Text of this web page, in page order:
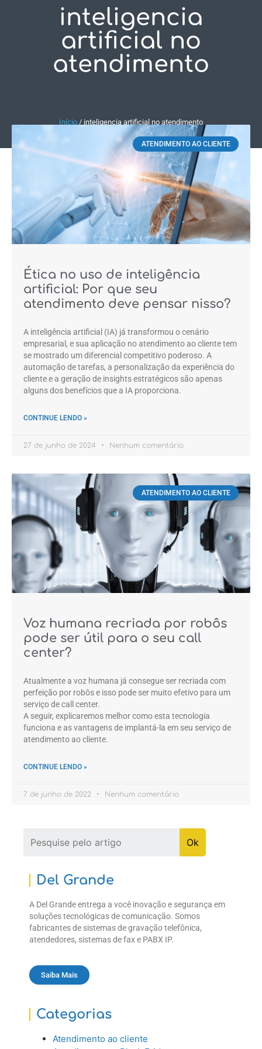
inteligencia
artificial no
atendimento
Início / inteligencia artificial no atendimento
ATENDIMENTO AO CLIENTE
Ética no uso de inteligência
artificial: Por que seu
atendimento deve pensar nisso?
A inteligência artificial (IA) já transformou o cenário
empresarial, e sua aplicação no atendimento ao cliente tem
se mostrado um diferencial competitivo poderoso. A
automação de tarefas, a personalização da experiência do
cliente e a geração de insights estratégicos são apenas
alguns dos benefícios que a IA proporciona.
CONTINUE LENDO »
27 de junho de 2024 Nenhum comentário
ATENDIMENTO AO CLIENTE
Voz humana recriada por robôs
pode ser útil para o seu call
center?
Atualmente a voz humana já consegue ser recriada com
perfeição por robôs e isso pode ser muito efetivo para um
serviço de call center.
A seguir, explicaremos melhor como esta tecnologia
funciona e as vantagens de implantá-la em seu serviço de
atendimento ao cliente.
CONTINUE LENDO »
7 de junho de 2022 Nenhum comentário
Del Grande
A Del Grande entrega a você inovação e segurança em
soluções tecnológicas de comunicação. Somos
fabricantes de sistemas de gravação telefônica,
atendedores, sistemas de fax e PABX IP.
Saiba Mais
Categorias
Atendimento ao cliente